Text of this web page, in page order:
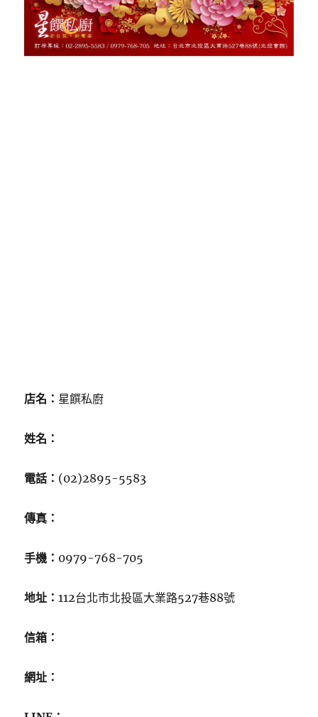
店名： 星饌私廚
姓名：
電話： (02)2895-5583
傳真：
手機： 0979-768-705
地址：112台北市北投區大業路527巷88號
信箱：
網址：